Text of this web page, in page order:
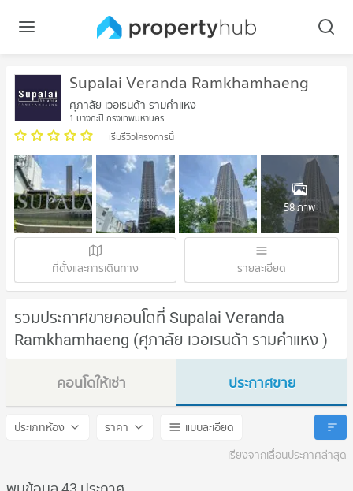
Supalai Veranda Ramkhamhaeng
ศุภาลัย เวอเรนด้า รามคำแหง
1 บางกะปิ กรุงเทพมหานคร
เริ่มรีวิวโครงการนี้
58 ภาพ
ที่ตั้งและการเดินทาง รายละเอียด
รวมประกาศขายคอนโดที่ Supalai Veranda
Ramkhamhaeng (ศุภาลัย เวอเรนด้า รามคำแหง )
คอนโดให้เช่า
Supalai Veranda Ramkhamhaeng
ประกาศขาย
Supalai Veranda
ประเภทห้อง ราคา
แบบละเอียด
เรียงจากเลื่อนประกาศล่าสุด